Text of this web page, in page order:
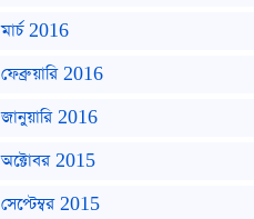
মার্চ 2016
ফেব্রুয়ারি 2016
জানুয়ারি 2016
অক্টোবর 2015
সেপ্টেম্বর 2015